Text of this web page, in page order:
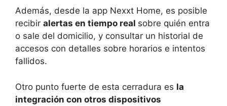
Además, desde la app Nexxt Home, es posible
recibir alertas en tiempo real sobre quién entra
o sale del domicilio, y consultar un historial de
accesos con detalles sobre horarios e intentos
fallidos.
Otro punto fuerte de esta cerradura es la
integración con otros dispositivos